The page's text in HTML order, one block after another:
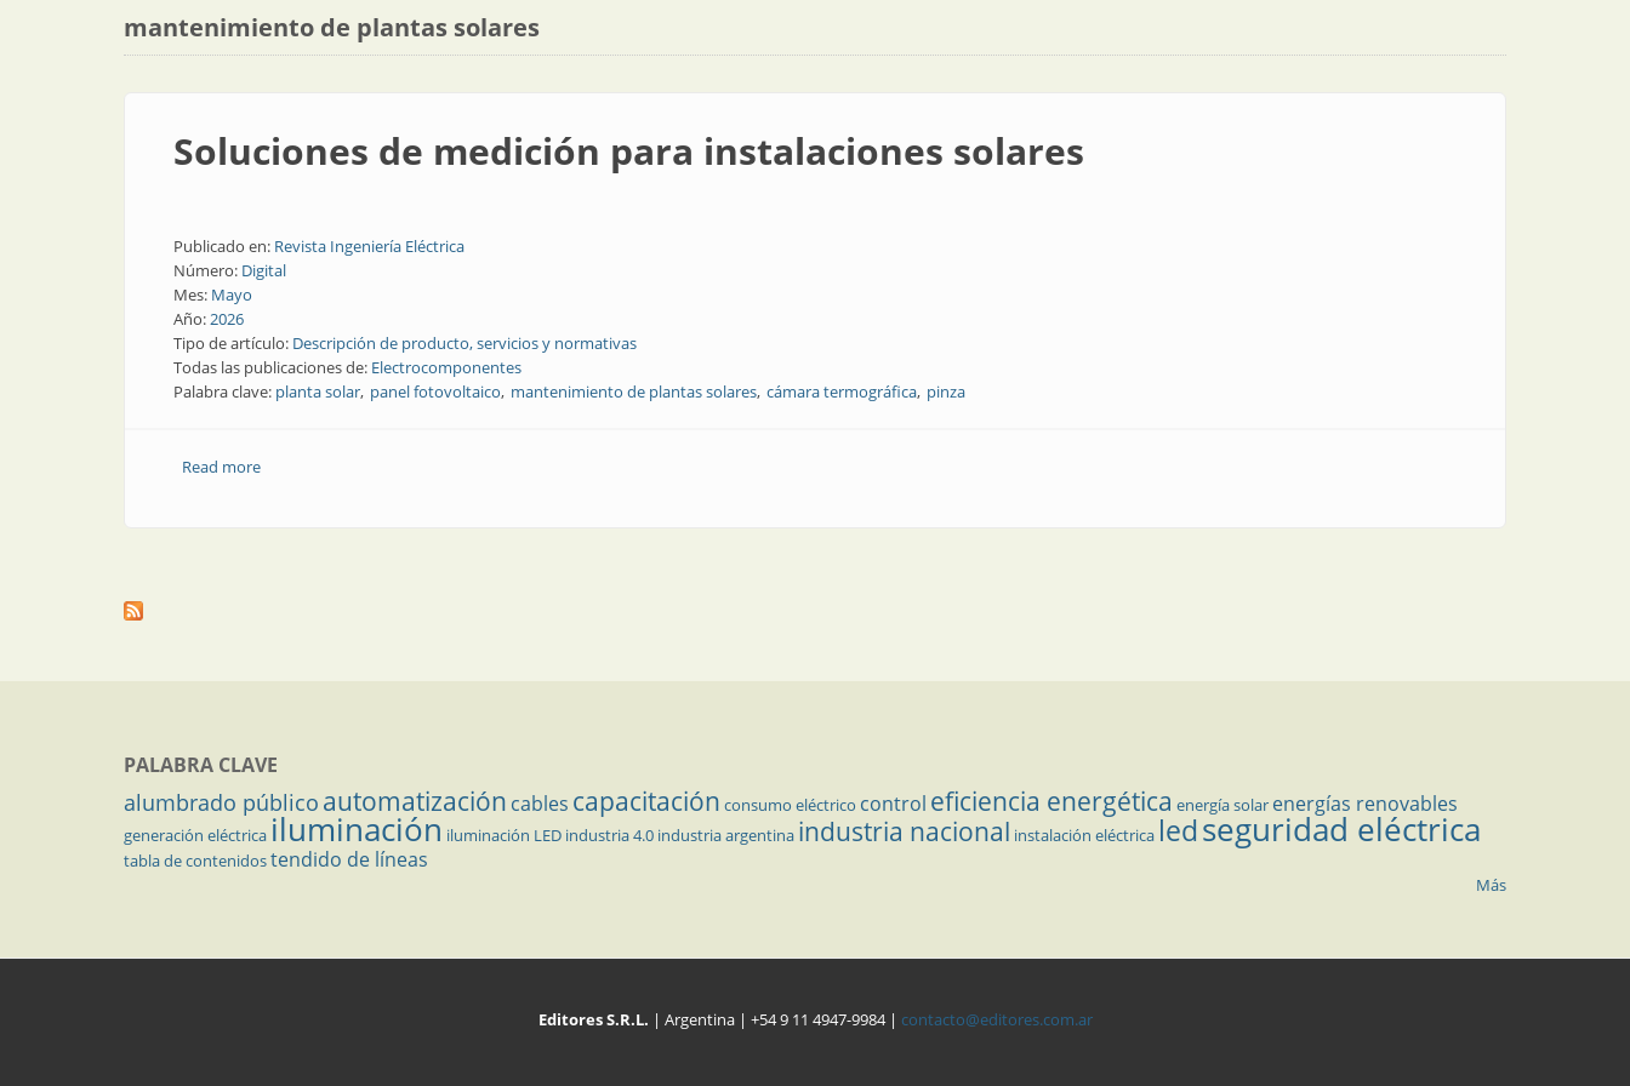
mantenimiento de plantas solares
Soluciones de medición para instalaciones solares
Publicado en: Revista Ingeniería Eléctrica
Número: Digital
Mes: Mayo
Año:2026
Tipo de artículo: Descripción de producto, servicios y normativas
Todas las publicaciones de: Electrocomponentes
Palabra clave: planta solar panel fotovoltaico mantenimiento de plantas solares cámara termográfica pinza
Read moreabout Soluciones de medición para instalaciones solares
PALABRA CLAVE
alumbrado público automatización cables capacitación consumo eléctrico control eficiencia energética energía solar energías renovables
generación eléctrica iluminación iluminación LED industria 4.0 industria argentina industria nacional instalación eléctrica ledseguridad eléctrica
tabla de contenidostendido de líneas
Más
Editores S.R.L. | Argentina | +54 9 11 4947-9984 | contacto@editores.com.ar